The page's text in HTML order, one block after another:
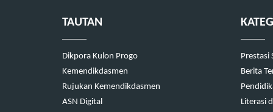
TAUTAN
Dikpora Kulon Progo
Kemendikdasmen
Rujukan Kemendikdasmen
ASN Digital
Prestasi
Berita
Literasi